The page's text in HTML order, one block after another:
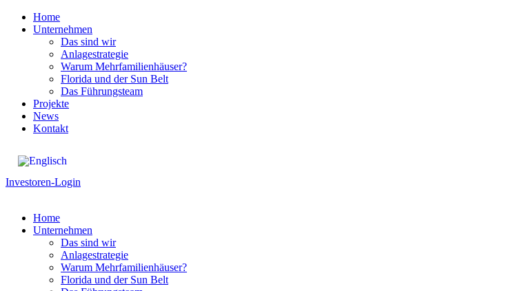
Home
Unternehmen
Das sind wir
Anlagestrategie
Warum Mehrfamilienhäuser?
Florida und der Sun Belt
Das Führungsteam
Projekte
News
Kontakt
Investoren-Login
Home
Unternehmen
Das sind wir
Anlagestrategie
Warum Mehrfamilienhäuser?
Florida und der Sun Belt